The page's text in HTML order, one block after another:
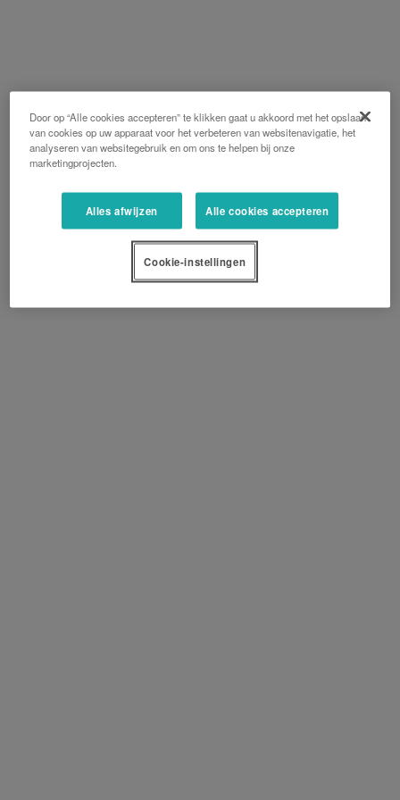
Door op “Alle cookies accepteren” te klikken gaat u akkoord met het opslaan
van cookies op uw apparaat voor het verbeteren van websitenavigatie, het
analyseren van websitegebruik en om ons te helpen bij onze
marketingprojecten.
Alles afwijzen Alle cookies accepteren
Cookie-instellingen